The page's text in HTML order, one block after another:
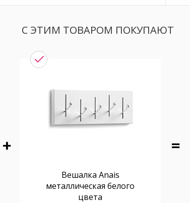
С ЭТИМ ТОВАРОМ ПОКУПАЮТ
Вешалка Anais
металлическая белого
цвета